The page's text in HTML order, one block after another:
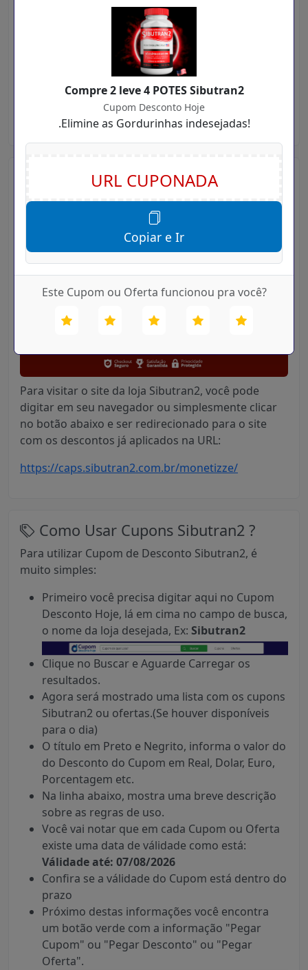
Compre 2 leve 4 POTES Sibutran2
Cupom Desconto Hoje
.Elimine as Gordurinhas indesejadas!
Copiar e Ir
Este Cupom ou Oferta funcionou pra você?
Horário de atendimento: Segunda a sexta-feira das
(11) 3136-0769
sac@sibutran2.com.br
Site Sibutran2
Para visitar o site da loja Sibutran2, você pode
digitar em seu navegador ou simplesmente clicar
no botão abaixo e ser redirecionado para o site
com os descontos já aplicados na URL:
https://caps.sibutran2.com.br/monetizze/
Como Usar Cupons Sibutran2 ?
Para utilizar Cupom de Desconto Sibutran2, é
muito simples:
Primeiro você precisa digitar aqui no Cupom
Desconto Hoje, lá em cima no campo de busca,
o nome da loja desejada, Ex: Sibutran2
Clique no Buscar e Aguarde Carregar os
resultados.
Agora será mostrado uma lista com os cupons
Sibutran2 ou ofertas.(Se houver disponíveis
para o dia)
O título em Preto e Negrito, informa o valor do
do Desconto do Cupom em Real, Dolar, Euro,
Porcentagem etc.
Na linha abaixo, mostra uma breve descrição
sobre as regras de uso.
Você vai notar que em cada Cupom ou Oferta
existe uma data de válidade como está:
Válidade até: 07/08/2026
Confira se a válidade do Cupom está dentro do
prazo
Próximo destas informações você encontra
um botão verde com a informação "Pegar
Cupom" ou "Pegar Desconto" ou "Pegar
Oferta".